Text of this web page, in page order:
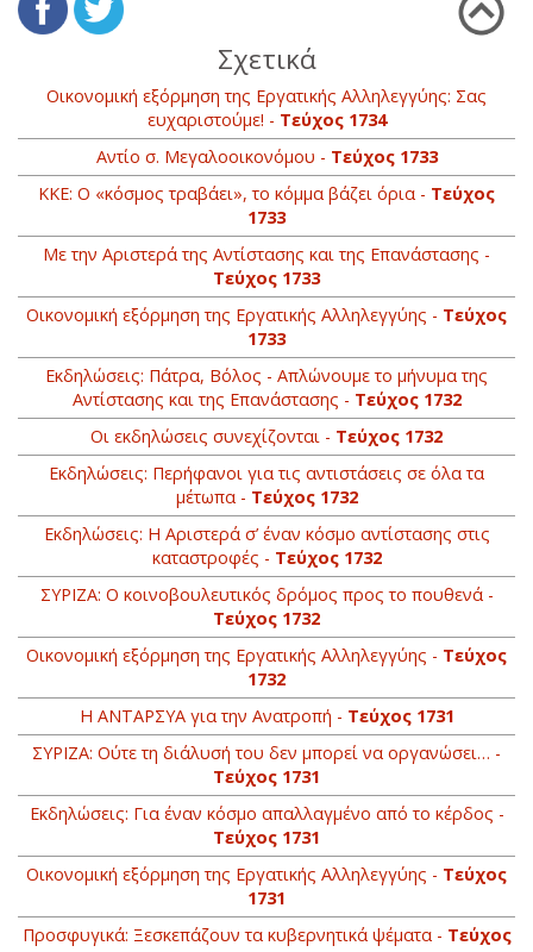
Σχετικά
Οικονομική εξόρμηση της Εργατικής Αλληλεγγύης: Σας
ευχαριστούμε! - Τεύχος 1734
Αντίο σ. Μεγαλοοικονόμου - Τεύχος 1733
ΚΚΕ: O «κόσμος τραβάει», το κόμμα βάζει όρια - Τεύχος
1733
Με την Αριστερά της Αντίστασης και της Επανάστασης -
Τεύχος 1733
Οικονομική εξόρμηση της Εργατικής Αλληλεγγύης - Τεύχος
1733
Εκδηλώσεις: Πάτρα, Βόλος - Απλώνουμε το μήνυμα της
Αντίστασης και της Επανάστασης - Τεύχος 1732
Oι εκδηλώσεις συνεχίζονται - Τεύχος 1732
Εκδηλώσεις: Περήφανοι για τις αντιστάσεις σε όλα τα
μέτωπα - Τεύχος 1732
Εκδηλώσεις: Η Αριστερά σ’ έναν κόσμο αντίστασης στις
καταστροφές - Τεύχος 1732
ΣΥΡΙΖΑ: Ο κοινοβουλευτικός δρόμος προς το πουθενά -
Τεύχος 1732
Οικονομική εξόρμηση της Εργατικής Αλληλεγγύης - Τεύχος
1732
Η ΑΝΤΑΡΣΥΑ για την Ανατροπή - Τεύχος 1731
ΣΥΡΙΖΑ: Ούτε τη διάλυσή του δεν μπορεί να οργανώσει… -
Τεύχος 1731
Εκδηλώσεις: Για έναν κόσμο απαλλαγμένο από το κέρδος -
Τεύχος 1731
Οικονομική εξόρμηση της Εργατικής Αλληλεγγύης - Τεύχος
1731
Προσφυγικά: Ξεσκεπάζουν τα κυβερνητικά ψέματα - Τεύχος